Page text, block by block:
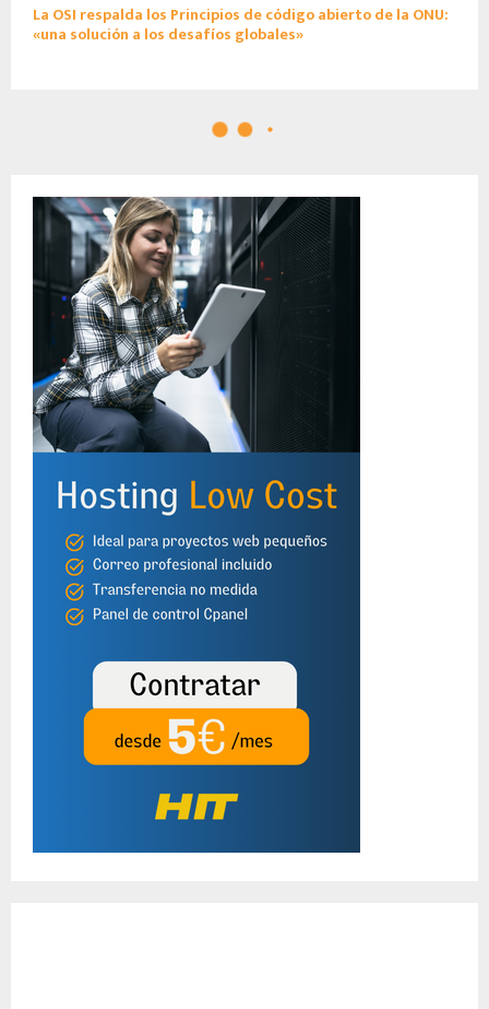
La OSI respalda los Principios de código abierto de la ONU:
«una solución a los desafíos globales»